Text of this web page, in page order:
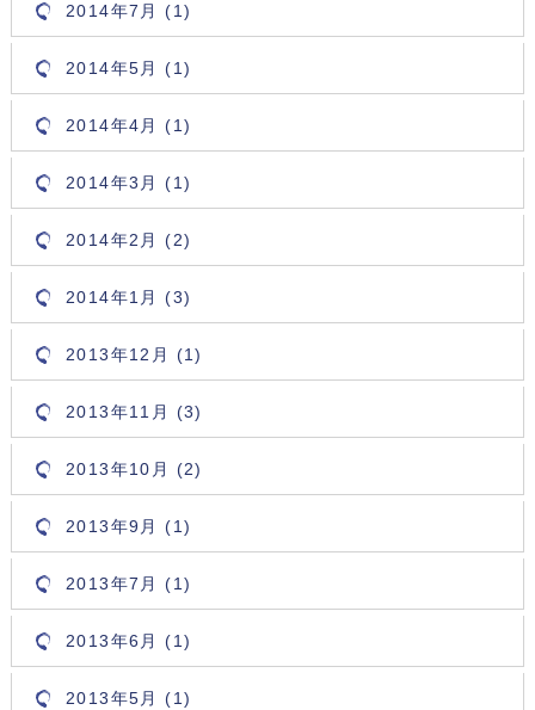
2014年7月 (1)
2014年5月 (1)
2014年4月 (1)
2014年3月 (1)
2014年2月 (2)
2014年1月 (3)
2013年12月 (1)
2013年11月 (3)
2013年10月 (2)
2013年9月 (1)
2013年7月 (1)
2013年6月 (1)
2013年5月 (1)